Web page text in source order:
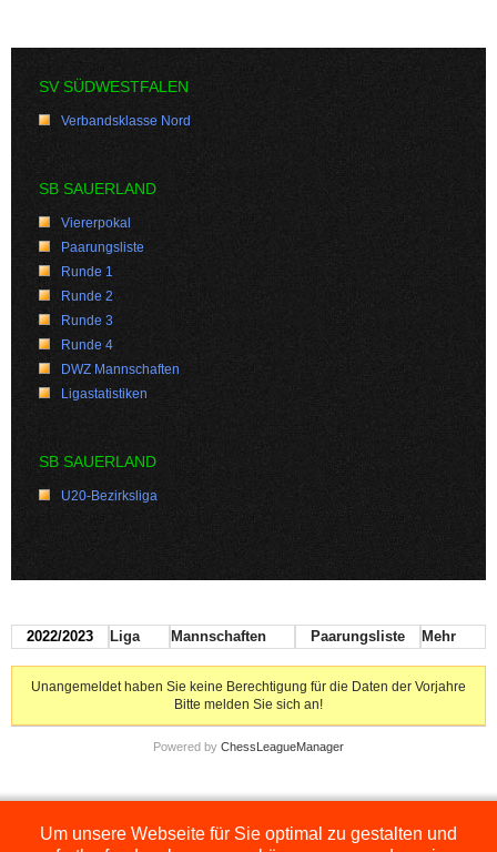
SV SÜDWESTFALEN
Verbandsklasse Nord
SB SAUERLAND
Viererpokal
Paarungsliste
Runde 1
Runde 2
Runde 3
Runde 4
DWZ Mannschaften
Ligastatistiken
SB SAUERLAND
U20-Bezirksliga
2022/2023 Liga Mannschaften Paarungsliste Mehr
Unangemeldet haben Sie keine Berechtigung für die Daten der Vorjahre
Bitte melden Sie sich an!
Powered by ChessLeagueManager
Die hier dargestellten Ligen werden extern angezeigt und befinden sich im
Um unsere Webseite für Sie optimal zu gestalten und